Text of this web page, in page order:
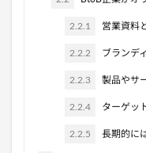
2.2.1 営業資料
2.2.2 ブランデ
2.2.3 製品やサ
2.2.4 ターゲッ
2.2.5 長期的に